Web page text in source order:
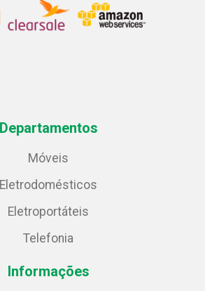
Departamentos
Móveis
Eletrodomésticos
Eletroportáteis
Telefonia
Informações